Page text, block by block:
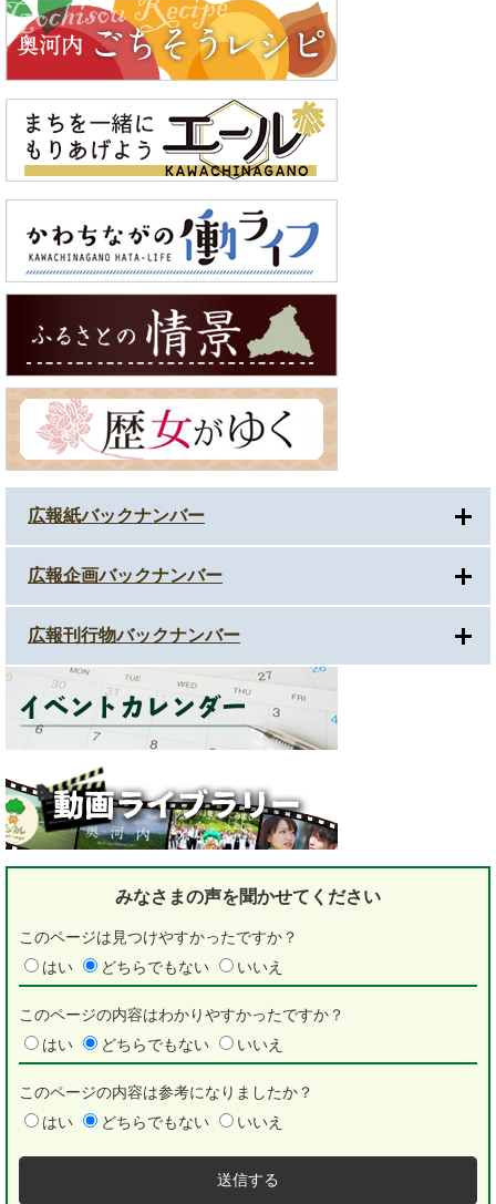
広報紙バックナンバー
広報企画バックナンバー
広報刊行物バックナンバー
みなさまの声を聞かせてください
このページは見つけやすかったですか？
はい
どちらでもない いいえ
このページの内容はわかりやすかったですか？
はい
どちらでもない いいえ
このページの内容は参考になりましたか？
はい
どちらでもない いいえ